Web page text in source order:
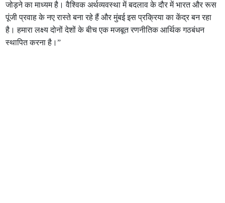
जोड़ने का माध्यम है। वैश्विक अर्थव्यवस्था में बदलाव के दौर में भारत और रूस
पूंजी प्रवाह के नए रास्ते बना रहे हैं और मुंबई इस प्रक्रिया का केंद्र बन रहा
है। हमारा लक्ष्य दोनों देशों के बीच एक मजबूत रणनीतिक आर्थिक गठबंधन
स्थापित करना है।”